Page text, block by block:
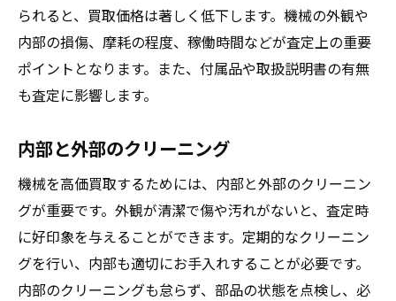
られると、買取価格は著しく低下します。機械の外観や
内部の損傷、摩耗の程度、稼働時間などが査定上の重要
ポイントとなります。また、付属品や取扱説明書の有無
も査定に影響します。
内部と外部のクリーニング
機械を高価買取するためには、内部と外部のクリーニン
グが重要です。外観が清潔で傷や汚れがないと、査定時
に好印象を与えることができます。定期的なクリーニン
グを行い、内部も適切にお手入れすることが必要です。
内部のクリーニングも怠らず、部品の状態を点検し、必